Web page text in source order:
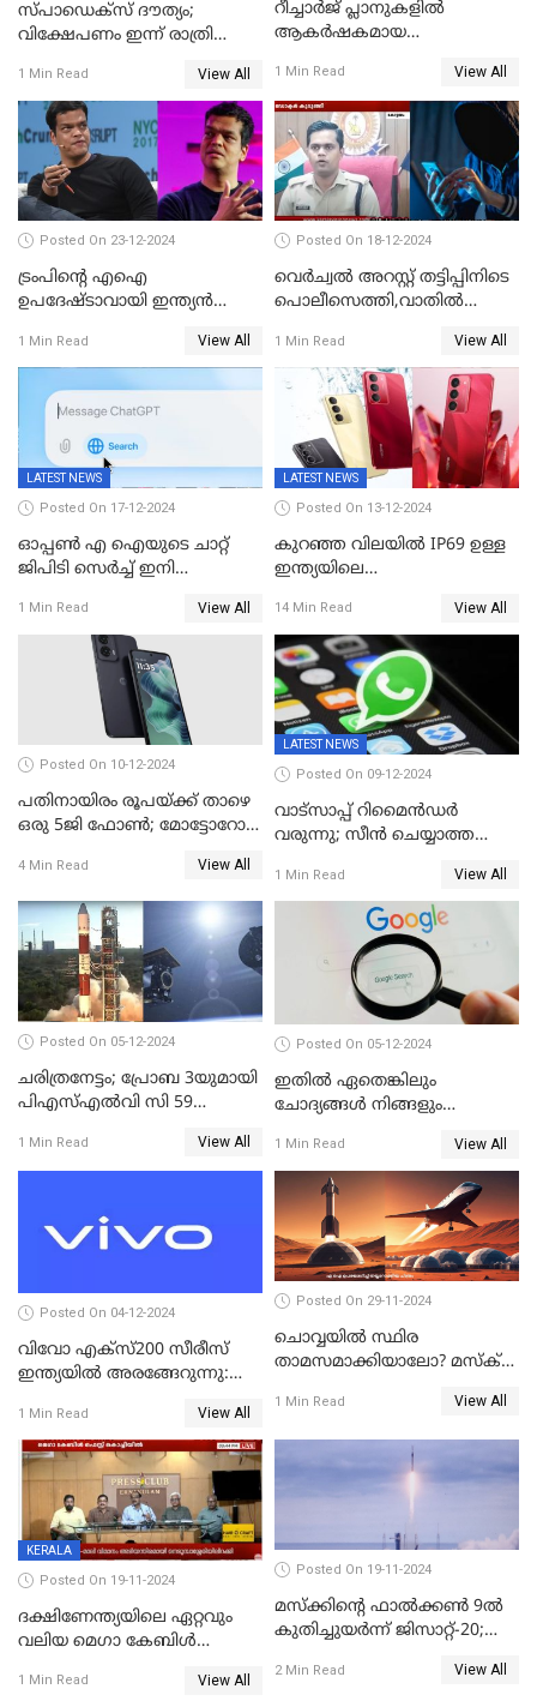
സ്പാഡെക്‌സ് ദൗത്യം;
വിക്ഷേപണം ഇന്ന് രാത്രി
1 Min Read View All
റീച്ചാര്‍ജ് പ്ലാനുകളില്‍
ആകർഷകമായ
വരുത്തി വിഐ
1 Min Read View All
Posted On 23-12-2024
ട്രംപിന്റെ എഐ
ഉപദേഷ്ടാവായി ഇന്ത്യൻ
1 Min Read View All
Posted On 18-12-2024
വെർച്വൽ അറസ്റ്റ് തട്ടിപ്പിനിടെ
പൊലീസെത്തി,വാതില്‍
ഡോക്ടർ വിസമ്മതിച്ചിട്ടും
ഫോൺ വാങ്ങി;
നിർണായകമായത് ബാങ്കിന്റെ
സംശയം
1 Min Read View All
LATEST NEWS
Posted On 17-12-2024
ഓപ്പൺ എ ഐയുടെ ചാറ്റ്
ജിപിടി സെർച്ച് ഇനി
ഉപയോഗിക്കാം
1 Min Read View All
LATEST NEWS
Posted On 13-12-2024
കുറഞ്ഞ വിലയിൽ IP69 ഉള്ള
ഇന്ത്യയിലെ
സ്‌കാനര്‍, എല്‍ഇഡി
ഫ്‌ളാഷിനൊപ്പം രണ്ട് കാമറ
സെന്‍സറുകള്‍; റിയല്‍മി 14
എക്‌സ് 18ന് വിപണിയില്‍
14 Min Read View All
Posted On 10-12-2024
പതിനായിരം രൂപയ്ക്ക് താഴെ
ഒരു 5ജി ഫോൺ; മോട്ടോറോള
അവതരിപ്പിച്ചു
4 Min Read View All
LATEST NEWS
Posted On 09-12-2024
വാട്സാപ്പ് റിമൈൻഡർ
വരുന്നു; സീൻ ചെയ്യാത്ത
ഓർമിപ്പിക്കും ഈ
പുതുപുത്തൻ ഫീച്ചർ
1 Min Read View All
Posted On 05-12-2024
ചരിത്രനേട്ടം; പ്രോബ 3യുമായി
പിഎസ്എല്‍വി സി 59
വിജയം
1 Min Read View All
Posted On 05-12-2024
ഇതിൽ ഏതെങ്കിലും
ചോദ്യങ്ങൾ നിങ്ങളും
ഗൂഗിളിൽ ഏറ്റവുമധികം
ആളുകൾ ചോദിച്ച
ചോദ്യങ്ങൾ
1 Min Read View All
Posted On 04-12-2024
വിവോ എക്‌സ്200 സീരീസ്
ഇന്ത്യയിൽ അരങ്ങേറുന്നു:
ഫീച്ചറുകളും
1 Min Read View All
Posted On 29-11-2024
ചൊവ്വയിൽ സ്ഥിര
താമസമാക്കിയാലോ? മസ്ക്
1 Min Read View All
KERALA
Posted On 19-11-2024
ദക്ഷിണേന്ത്യയിലെ ഏറ്റവും
വലിയ മെഗാ കേബിള്‍
ഈ മാസം 21ന് കൊച്ചിയിൽ
1 Min Read View All
Posted On 19-11-2024
മസ്‌ക്കിന്റെ ഫാല്‍ക്കണ്‍ 9ൽ
കുതിച്ചുയർന്ന് ജിസാറ്റ്-20;
2 Min Read View All